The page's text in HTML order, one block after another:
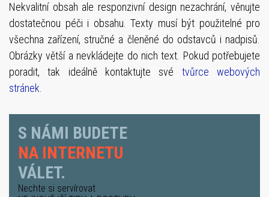
Nekvalitní obsah ale responzivní design nezachrání, věnujte
dostatečnou péči i obsahu. Texty musí být použitelné pro
všechna zařízení, stručné a členěné do odstavců i nadpisů.
Obrázky větší a nevkládejte do nich text. Pokud potřebujete
poradit, tak ideálně kontaktujte své tvůrce webových
stránek
S NÁMI BUDETE
NA INTERNETU
VÁLET.
Nechte si servírovat